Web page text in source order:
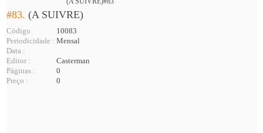
(A SUIVRE)#83
#83.(A SUIVRE)
Código
10083
Periodicidade : Mensal
Data :
Editor :
Casterman
Páginas :
0
Preço :
0